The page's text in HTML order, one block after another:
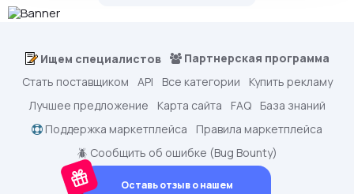
Ищем специалистов
Партнерская программа
Стать поставщиком
API Все категории
Купить рекламу
Лучшее предложение
Карта сайта FAQ
База знаний
Поддержка маркетплейса
Правила маркетплейса
🪲 Сообщить об ошибке (Bug Bounty)
Оставь отзыв о нашем